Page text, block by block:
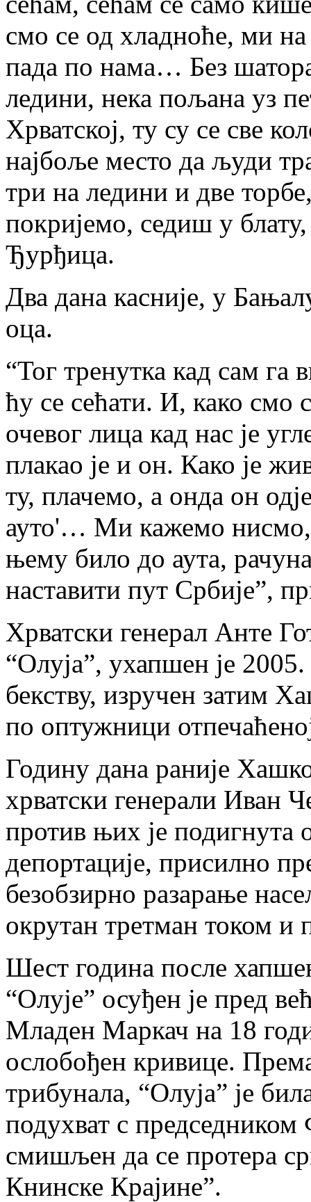
смо се од хладноће, ми
пада по нама… Без
ледини, нека пољана уз
Хрватској, ту су се све
најбоље место да људи
три на ледини и две
покријемо, седиш у
Ђурђица.
Два дана касније, у
оца.
“Тог тренутка кад сам га
ћу се сећати. И, како смо
очевог лица кад нас је
плакао је и он. Како је
ту, плачемо, а онда он
ауто'… Ми кажемо нисмо,
њему било до аута,
наставити пут Србије”,
Хрватски генерал Анте
“Олуја”, ухапшен је
бекству, изручен затим
по оптужници
Годину дана раније
хрватски генерали Иван
против њих је подигнута
депортације, присилно
безобзирно разарање
окрутан третман током и
Шест година после
“Олује” осуђен је пред
Младен Маркач на 18
ослобођен кривице.
трибунала, “Олуја” је
подухват с
смишљен да се протера
Книнске Крајине”.